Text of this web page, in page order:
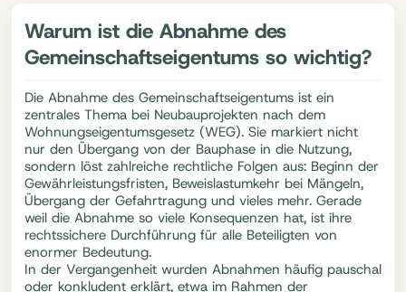
Warum ist die Abnahme des
Gemeinschaftseigentums so wichtig?
Die Abnahme des Gemeinschaftseigentums ist ein
zentrales Thema bei Neubauprojekten nach dem
Wohnungseigentumsgesetz (WEG). Sie markiert nicht
nur den Übergang von der Bauphase in die Nutzung,
sondern löst zahlreiche rechtliche Folgen aus: Beginn der
Gewährleistungsfristen, Beweislastumkehr bei Mängeln,
Übergang der Gefahrtragung und vieles mehr. Gerade
weil die Abnahme so viele Konsequenzen hat, ist ihre
rechtssichere Durchführung für alle Beteiligten von
enormer Bedeutung.
In der Vergangenheit wurden Abnahmen häufig pauschal
oder konkludent erklärt, etwa im Rahmen der